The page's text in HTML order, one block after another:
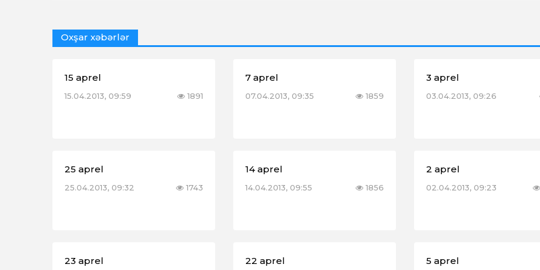
Oxşar xəbərlər
15 aprel
15.04.2013, 09:59 1891
7 aprel
07.04.2013, 09:35 1859
3 aprel
03.04.2013, 09:26
25 aprel
25.04.2013, 09:32 1743
14 aprel
14.04.2013, 09:55 1856
2 aprel
02.04.2013, 09:23
23 aprel 22 aprel 5 aprel